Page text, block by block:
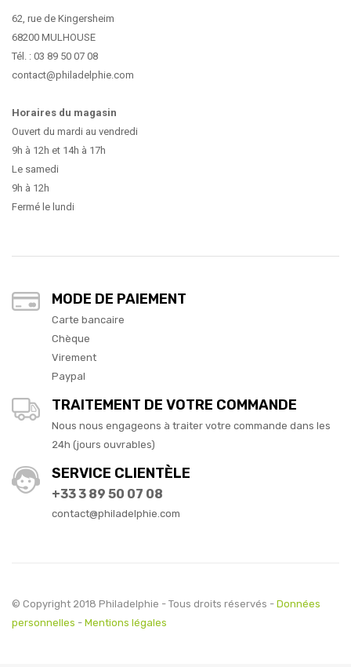
62, rue de Kingersheim
68200 MULHOUSE
Tél. : 03 89 50 07 08
contact@philadelphie.com
Horaires du magasin
Ouvert du mardi au vendredi
9h à 12h et 14h à 17h
Le samedi
9h à 12h
Fermé le lundi
MODE DE PAIEMENT
Carte bancaire
Chèque
Virement
Paypal
TRAITEMENT DE VOTRE COMMANDE
Nous nous engageons à traiter votre commande dans les
24h (jours ouvrables)
SERVICE CLIENTÈLE
+33 3 89 50 07 08
contact@philadelphie.com
© Copyright 2018 Philadelphie - Tous droits réservés - Données
personnelles - Mentions légales